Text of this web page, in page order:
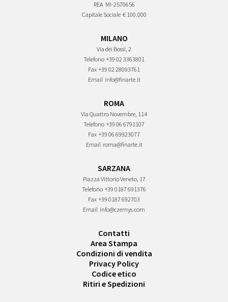
REA MI-2570656
Capitale Sociale € 100.000
MILANO
Via dei Bossi, 2
Telefono +39 02 3363801
Fax +39 02 28093761
Email info@finarte.it
ROMA
Via Quattro Novembre, 114
Telefono +39 06 6791107
Fax +39 06 69923077
Email roma@finarte.it
SARZANA
Piazza Vittorio Veneto, 17
Telefono +39 0187 691376
Fax +39 0187 692703
Email info@czernys.com
Contatti
Area Stampa
Condizioni di vendita
Privacy Policy
Codice etico
Ritiri e Spedizioni